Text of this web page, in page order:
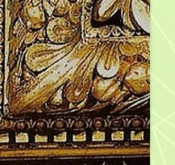
CUI PRODEST?
DEL LLATÍ, QUÈ EN PENSO?
PAGA LA PENA ESTUDIAR LLATÍ?
EL LLATÍ, MARE DE MOLTES DE
LES LLENGÜES EUROPEES
ACTUALS